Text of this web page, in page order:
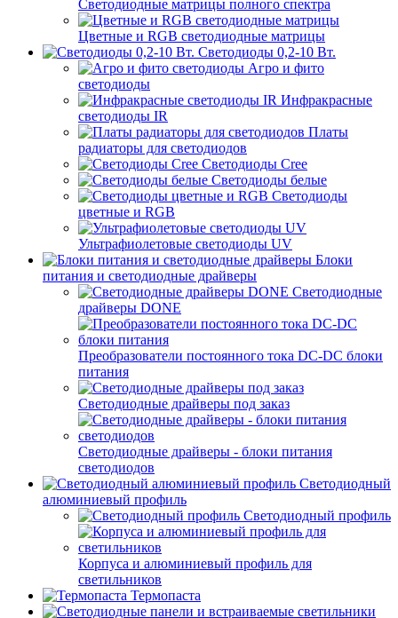
Светодиодные матрицы полного спектра
Цветные и RGB светодиодные матрицы
Светодиоды 0,2-10 Вт.
Агро и фито
светодиоды
Инфракрасные
светодиоды IR
Платы
радиаторы для светодиодов
Светодиоды Cree
Светодиоды белые
Светодиоды
цветные и RGB
Ультрафиолетовые светодиоды UV
Блоки
питания и светодиодные драйверы
Светодиодные
драйверы DONE
Преобразователи постоянного тока DC-DC блоки
питания
Светодиодные драйверы под заказ
Светодиодные драйверы - блоки питания
светодиодов
Светодиодный
алюминиевый профиль
Светодиодный профиль
Корпуса и алюминиевый профиль для
светильников
Термопаста